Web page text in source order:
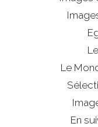
Le
En